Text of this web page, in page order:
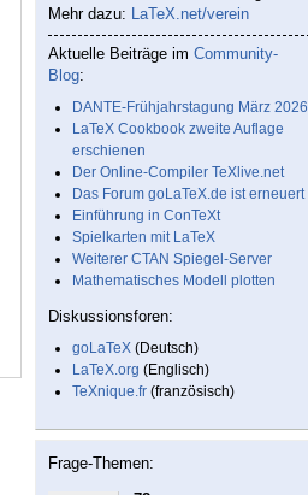
Mehr dazu: LaTeX.net/verein
Aktuelle Beiträge im Community-
Blog:
DANTE-Frühjahrstagung März 2026
LaTeX Cookbook zweite Auflage
erschienen
Der Online-Compiler TeXlive.net
Das Forum goLaTeX.de ist erneuert
Einführung in ConTeXt
Spielkarten mit LaTeX
Weiterer CTAN Spiegel-Server
Mathematisches Modell plotten
Diskussionsforen:
goLaTeX (Deutsch)
LaTeX.org (Englisch)
TeXnique.fr (französisch)
Frage-Themen: